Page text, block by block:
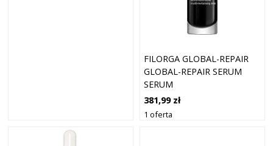
FILORGA GLOBAL-REPAIR
GLOBAL-REPAIR SERUM
SERUM
PRZECIWZMARSZCZKOWE
30 ML
381,99 zł
1 oferta